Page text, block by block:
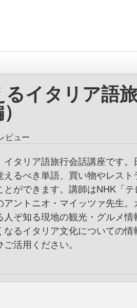
イタリア語
ビュー
タリア語旅行会話講座です
るべき単語、買い物やレスト
ができます。講師はNHK「テ
アントニオ・マイッツァ先生。
ぞ知る現地の観光・グルメ情
なるイタリア文化についての情
活用ください。